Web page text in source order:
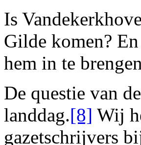
Is Vandekerkhove
Gilde komen?
hem in te
De questie van
landdag.[8] Wij
gazetschrijvers